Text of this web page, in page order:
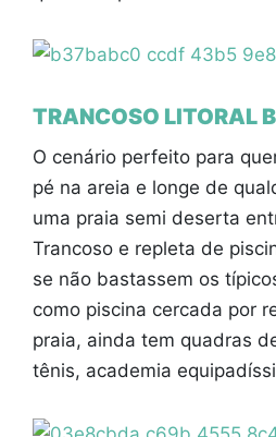
TRANCOSO LITORAL
O cenário perfeito para
pé na areia e longe de
uma praia semi deserta
Trancoso e repleta de
se não bastassem os
como piscina cercada por
praia, ainda tem quadras
tênis, academia